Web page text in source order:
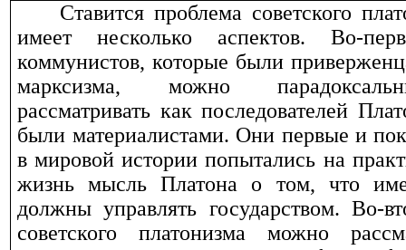
Ставится проблема советского
имеет несколько аспектов. Во-
коммунистов, которые были
марксизма, можно
рассматривать как последователей
были материалистами. Они первые и
в мировой истории попытались на
жизнь мысль Платона о том, что
должны управлять государством. Во-
советского платонизма можно